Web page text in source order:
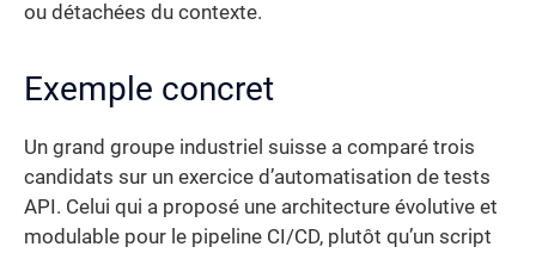
ou détachées du contexte.
Exemple concret
Un grand groupe industriel suisse a comparé trois
candidats sur un exercice d’automatisation de tests
API. Celui qui a proposé une architecture évolutive et
modulable pour le pipeline CI/CD, plutôt qu’un script